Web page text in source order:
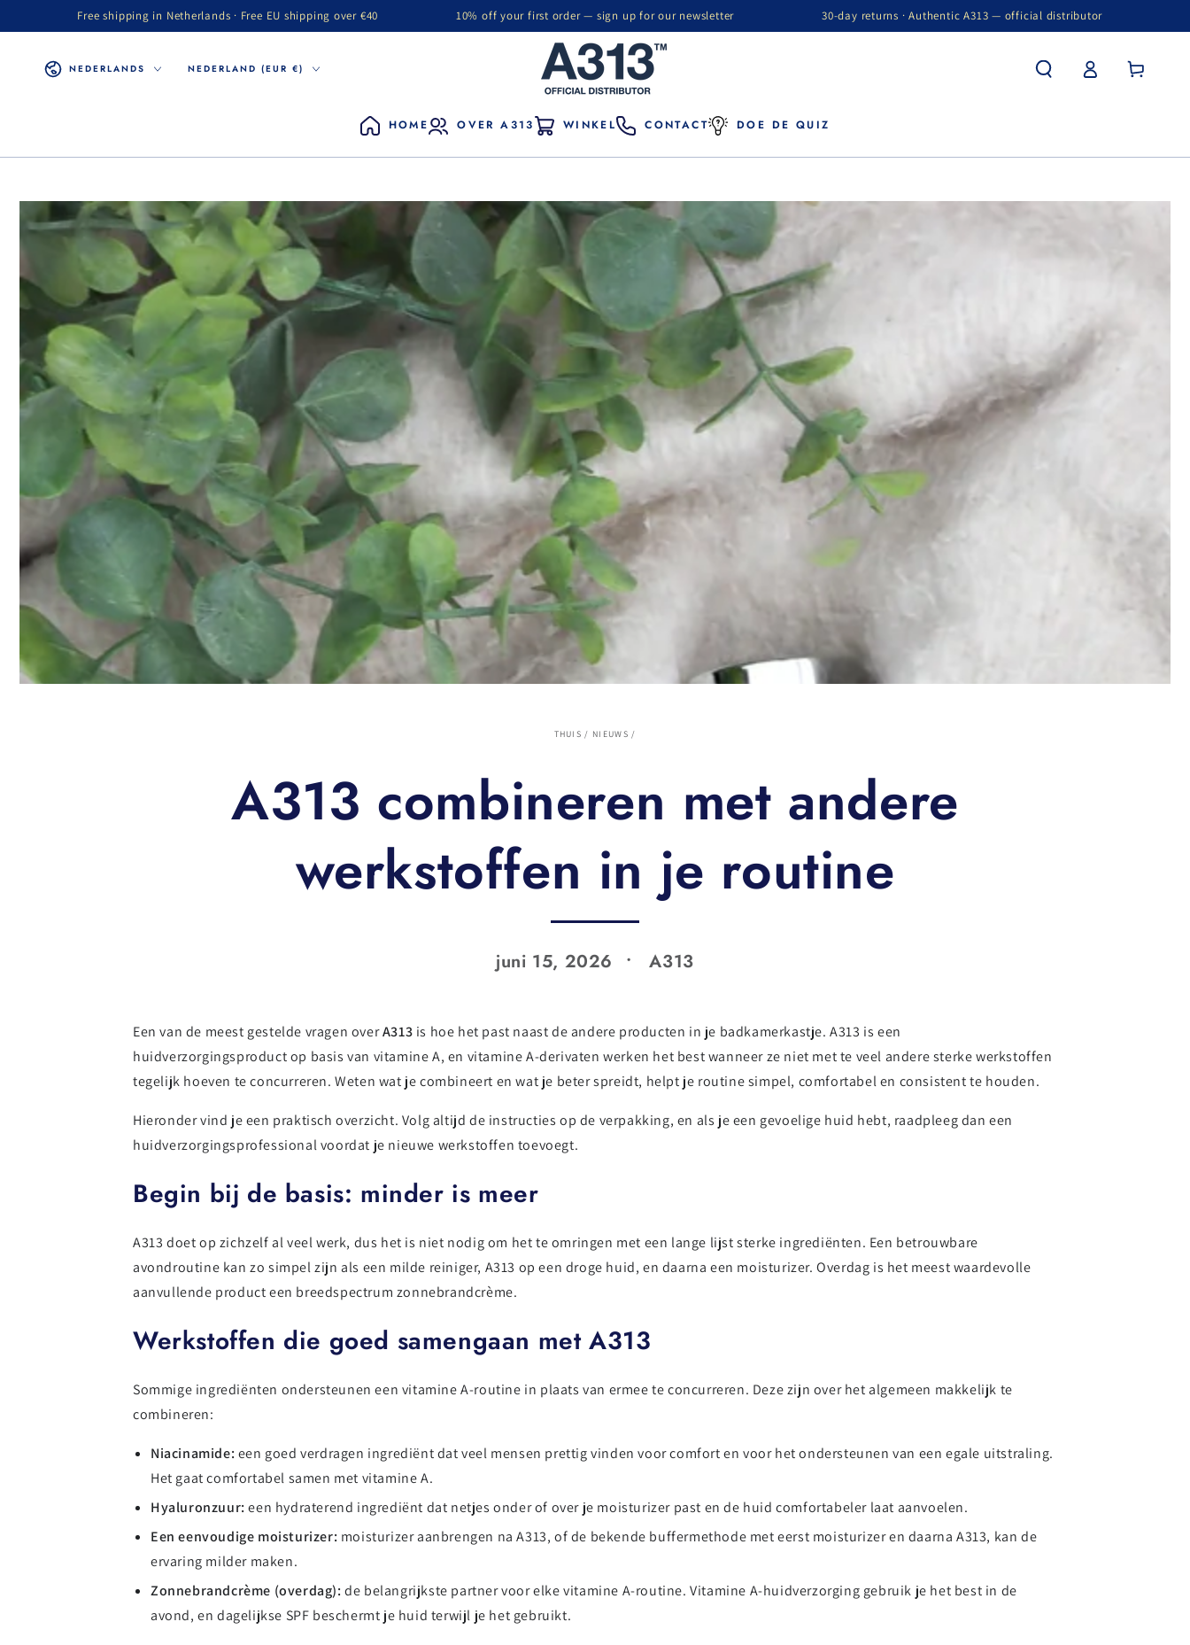
GA NAAR INHOUD
Free shipping in Netherlands · Free EU shipping over €40 10% off your first order — sign up for our newsletter 30-day returns · Authentic A313 — official distributor
Taal NEDERLANDS NEDERLAND (EUR €)
HOME OVER A313 WINKEL CONTACT DOE DE QUIZ
InloggenWinkelwagen
THUIS / NIEUWS /
A313 combineren met andere
werkstoffen in je routine
juni 15, 2026 A313
Een van de meest gestelde vragen overA313 is hoe het past naast de andere producten in je badkamerkastje. A313 is een
huidverzorgingsproduct op basis van vitamine A, en vitamine A-derivaten werken het best wanneer ze niet met te veel andere sterke werkstoffen
tegelijk hoeven te concurreren. Weten wat je combineert en wat je beter spreidt, helpt je routine simpel, comfortabel en consistent te houden.
Hieronder vind je een praktisch overzicht. Volg altijd de instructies op de verpakking, en als je een gevoelige huid hebt, raadpleeg dan een
huidverzorgingsprofessional voordat je nieuwe werkstoffen toevoegt.
Begin bij de basis: minder is meer
A313 doet op zichzelf al veel werk, dus het is niet nodig om het te omringen met een lange lijst sterke ingrediënten. Een betrouwbare
avondroutine kan zo simpel zijn als een milde reiniger, A313 op een droge huid, en daarna een moisturizer. Overdag is het meest waardevolle
aanvullende product een breedspectrum zonnebrandcrème.
Werkstoffen die goed samengaan met A313
Sommige ingrediënten ondersteunen een vitamine A-routine in plaats van ermee te concurreren. Deze zijn over het algemeen makkelijk te
combineren:
Niacinamide: een goed verdragen ingrediënt dat veel mensen prettig vinden voor comfort en voor het ondersteunen van een egale uitstraling.
Het gaat comfortabel samen met vitamine A.
Hyaluronzuur: een hydraterend ingrediënt dat netjes onder of over je moisturizer past en de huid comfortabeler laat aanvoelen.
Een eenvoudige moisturizer: moisturizer aanbrengen na A313, of de bekende buffermethode met eerst moisturizer en daarna A313, kan de
ervaring milder maken.
Zonnebrandcrème (overdag): de belangrijkste partner voor elke vitamine A-routine. Vitamine A-huidverzorging gebruik je het best in de
avond, en dagelijkse SPF beschermt je huid terwijl je het gebruikt.